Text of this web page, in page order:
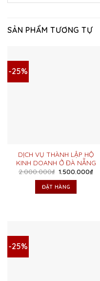
SẢN PHẨM TƯƠNG TỰ
-25%
DỊCH VỤ THÀNH LẬP HỘ
KINH DOANH Ở ĐÀ NẴNG
2.000.000₫ Giá
là:
2.000.000₫.
1.500.000₫Giá
ĐẶT HÀNG
-25%